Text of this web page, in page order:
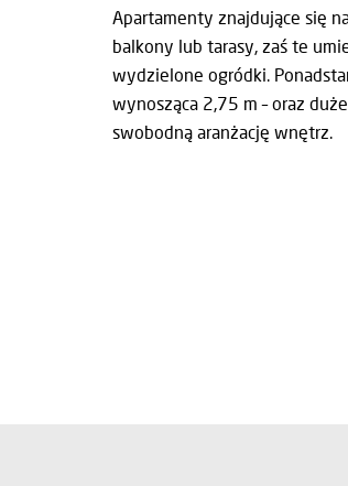
Apartamenty znajdujące się
balkony lub tarasy, zaś te
wydzielone ogródki.
wynosząca 2,75 m – oraz
swobodną aranżację wnętrz.